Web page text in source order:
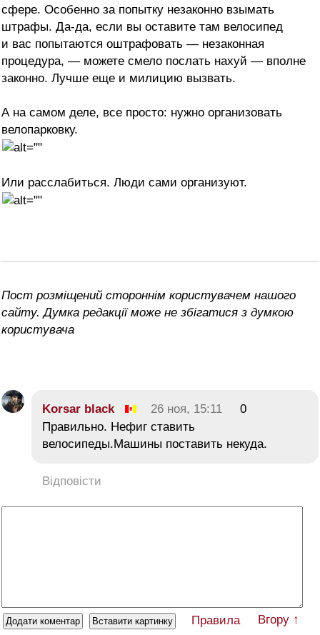
сфере. Особенно за попытку незаконно взымать
штрафы. Да-да, если вы оставите там велосипед
и вас попытаются оштрафовать — незаконная
процедура, — можете смело послать нахуй — вполне
законно. Лучше еще и милицию вызвать.
А на самом деле, все просто: нужно организовать
велопарковку.
Или расслабиться. Люди сами организуют.
Пост розміщений стороннім користувачем нашого
сайту. Думка редакції може не збігатися з думкою
користувача
Korsar black 26 ноя, 15:11
0
Правильно. Нефиг ставить
велосипеды.Машины поставить некуда.
Відповісти
Правила Вгору ↑